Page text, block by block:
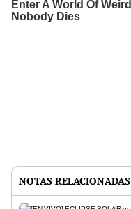
NOTAS RELACIONADAS